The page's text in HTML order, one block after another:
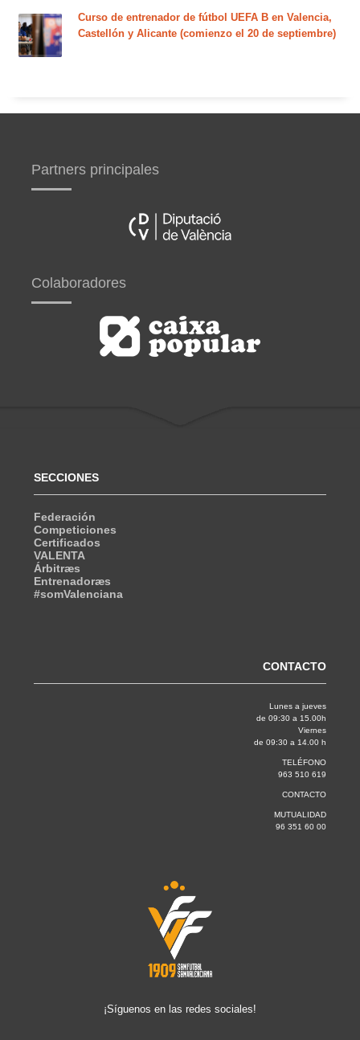
Curso de entrenador de fútbol UEFA B en Valencia,
Castellón y Alicante (comienzo el 20 de septiembre)
Partners principales
Colaboradores
SECCIONES
Federación
Competiciones
Certificados
VALENTA
Árbitræs
Entrenadoræs
#somValenciana
CONTACTO
Lunes a jueves
de 09:30 a 15.00h
Viernes
de 09:30 a 14.00 h
TELÉFONO
963 510 619
CONTACTO
MUTUALIDAD
96 351 60 00
¡Síguenos en las redes sociales!